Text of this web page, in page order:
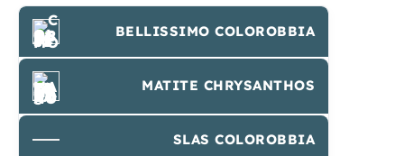
BELLISSIMO COLOROBBIA
MATITE CHRYSANTHOS
SLAS COLOROBBIA